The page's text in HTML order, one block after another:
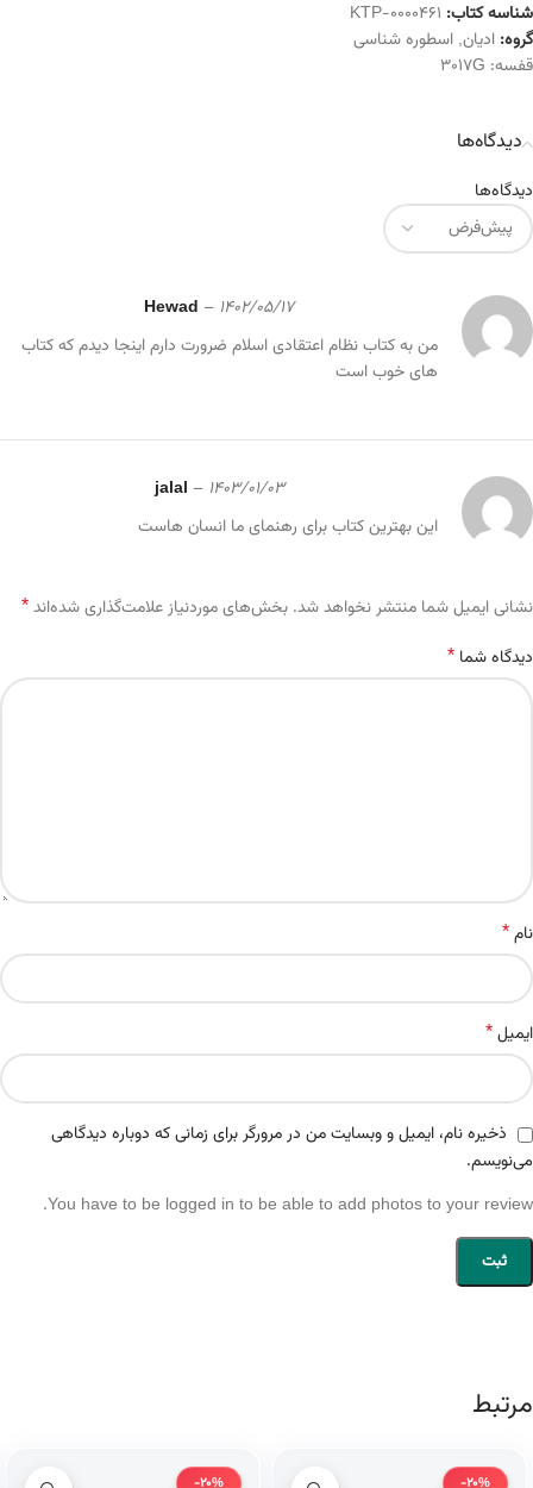
شناسه کتاب: KTP-0000461
گروه: ادیان, اسطوره شناسی
قفسه: 3017G
دیدگاه‌ها
دیدگاه‌ها
Hewad – 1402/05/17
من به کتاب نظام اعتقادی اسلام ضرورت دارم اینجا دیدم که کتاب
های خوب است
jalal – 1403/01/03
این بهترین کتاب برای رهنمای ما انسان هاست
نشانی ایمیل شما منتشر نخواهد شد. بخش‌های موردنیاز علامت‌گذاری شده‌اند*
دیدگاه شما *
نام*
ایمیل*
ذخیره نام، ایمیل و وبسایت من در مرورگر برای زمانی که دوباره دیدگاهی
می‌نویسم.
You have to be logged in to be able to add photos to your review.
Alternative:
مرتبط